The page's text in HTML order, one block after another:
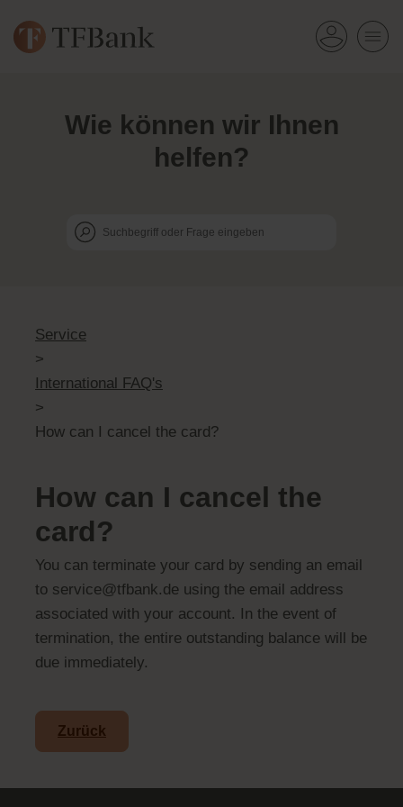
Wie können wir Ihnen
helfen?
Service
>
International FAQ's
>
How can I cancel the card?
How can I cancel the
card?
You can terminate your card by sending an email
to service@tfbank.de using the email address
associated with your account. In the event of
termination, the entire outstanding balance will be
due immediately.
Zurück